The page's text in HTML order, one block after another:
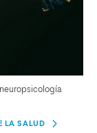
LA SALUD